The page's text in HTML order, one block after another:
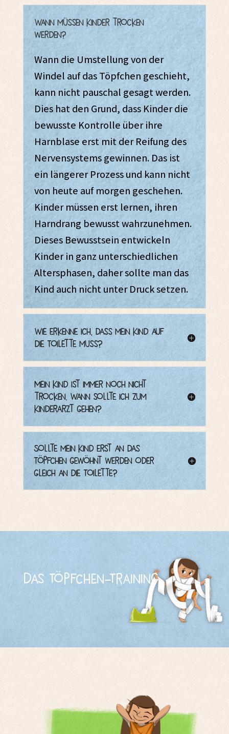
Wann müssen Kinder trocken
werden?
Wann die Umstellung von der
Windel auf das Töpfchen geschieht,
kann nicht pauschal gesagt werden.
Dies hat den Grund, dass Kinder die
bewusste Kontrolle über ihre
Harnblase erst mit der Reifung des
Nervensystems gewinnen. Das ist
ein längerer Prozess und kann nicht
von heute auf morgen geschehen.
Kinder müssen erst lernen, ihren
Harndrang bewusst wahrzunehmen.
Dieses Bewusstsein entwickeln
Kinder in ganz unterschiedlichen
Altersphasen, daher sollte man das
Kind auch nicht unter Druck setzen.
Wie erkenne ich, dass mein Kind auf
die Toilette muss?
Mein Kind ist immer noch nicht
trocken. Wann sollte ich zum
Kinderarzt gehen?
Sollte mein Kind erst an das
Töpfchen gewöhnt werden oder
gleich an die Toilette?
Das Töpfchen-Training